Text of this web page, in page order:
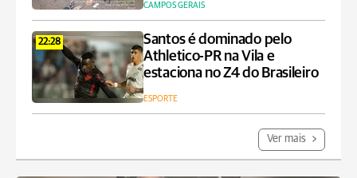
CAMPOS GERAIS
22:28
Santos é dominado pelo
Athletico-PR na Vila e
estaciona no Z4 do Brasileiro
ESPORTE
Ver mais